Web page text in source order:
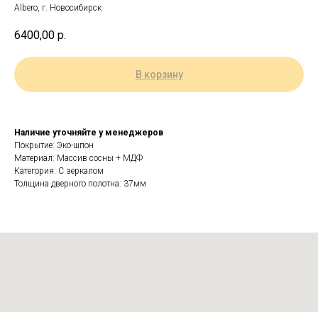
Albero, г. Новосибирск
6400,00 р.
В корзину
Наличие уточняйте у менеджеров
Покрытие: Эко-шпон
Материал: Массив сосны + МДФ
Категория: С зеркалом
Толщина дверного полотна: 37мм